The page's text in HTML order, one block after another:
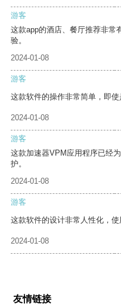
游客
这款app的酒店、餐厅推荐非常
验。
2024-01-08
游客
这款软件的操作非常简单，即使
2024-01-08
游客
这款加速器VPM应用程序已经
护。
2024-01-08
游客
这款软件的设计非常人性化，使
2024-01-08
友情链接